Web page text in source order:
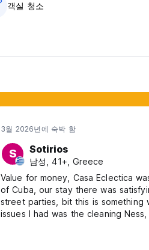
객실 청소
3월 2026년에 숙박 함
S Sotirios
남성, 41+, Greece
Value for money, Casa Eclectica
of Cuba, our stay there was
street parties, bit this is
issues I had was the cleaning
rails in the bathroom were dusty,
every tow or three days. The